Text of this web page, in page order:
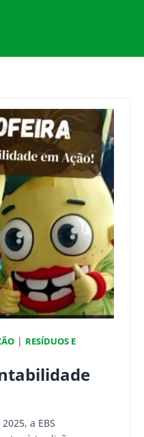
| RESÍDUOS E
a EBS